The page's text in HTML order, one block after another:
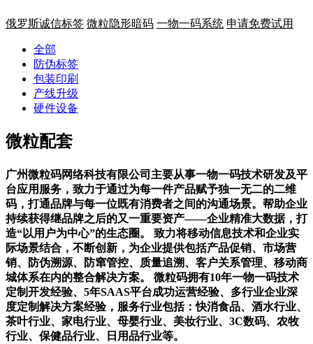
俄罗斯诚信标签 微粒隐形暗码 一物一码系统 申请免费试用
全部
防伪标签
包装印刷
产线升级
硬件设备
微粒配套
广州微粒码网络科技有限公司主要从事一物一码技术研发及平
台应用服务，致力于通过为每一件产品赋予独一无二的二维
码，打通品牌与每一位既有消费者之间的沟通场景。帮助企业
持续获得继品牌之后的又一重要资产——企业精准大数据，打
造“以用户为中心”的生态圈。 致力将移动信息技术和企业实
际场景结合，不断创新，为企业提供包括产品促销、市场营
销、防伪溯源、防窜管控、质量追溯、客户关系管理、移动商
城体系在内的整合解决方案。 微粒码拥有10年一物一码技术
定制开发经验、5年SAAS平台成功运营经验、多行业企业深
度定制解决方案经验，服务行业包括：快消食品、酒水行业、
茶叶行业、家电行业、母婴行业、美妆行业、3C数码、农牧
行业、保健品行业、日用品行业等。